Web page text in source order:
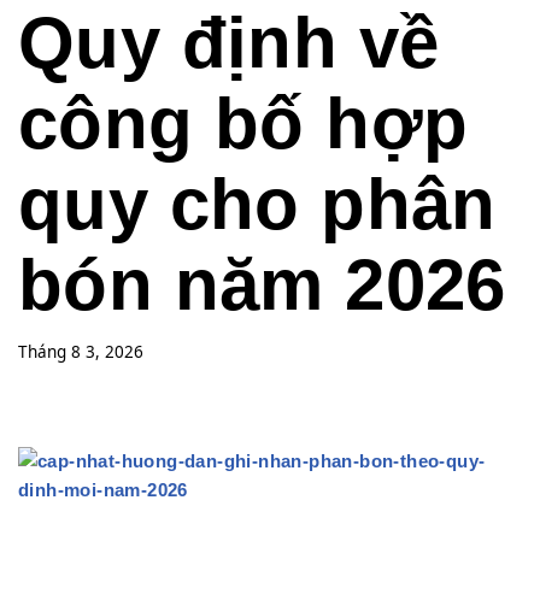
Quy định về
công bố hợp
quy cho phân
bón năm 2026
Tháng 8 3, 2026